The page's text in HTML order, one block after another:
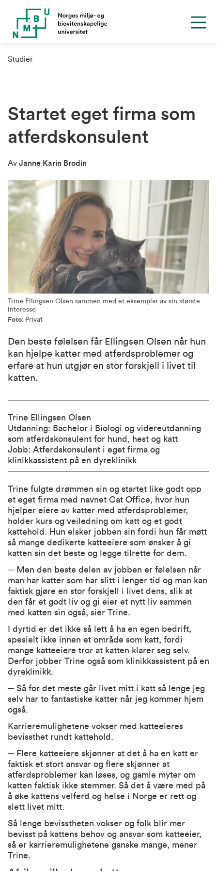
Studier
Startet eget firma som
atferdskonsulent
Av Janne Karin Brodin
Trine Ellingsen Olsen sammen med et eksemplar av sin største
interesse
Foto: Privat
Den beste følelsen får Ellingsen Olsen når hun
kan hjelpe katter med atferdsproblemer og
erfare at hun utgjør en stor forskjell i livet til
katten.
Trine Ellingsen Olsen
Utdanning: Bachelor i Biologi og videreutdanning
som atferdskonsulent for hund, hest og katt
Jobb: Atferdskonsulent i eget firma og
klinikkassistent på en dyreklinikk
Trine fulgte drømmen sin og startet like godt opp
et eget firma med navnet Cat Office, hvor hun
hjelper eiere av katter med atferdsproblemer,
holder kurs og veiledning om katt og et godt
kattehold. Hun elsker jobben sin fordi hun får møtt
så mange dedikerte katteeiere som ønsker å gi
katten sin det beste og legge tilrette for dem.
─ Men den beste delen av jobben er følelsen når
man har katter som har slitt i lenger tid og man kan
faktisk gjøre en stor forskjell i livet dens, slik at
den får et godt liv og gi eier et nytt liv sammen
med katten sin også, sier Trine.
I dyrtid er det ikke så lett å ha en egen bedrift,
spesielt ikke innen et område som katt, fordi
mange katteeiere tror at katten klarer seg selv.
Derfor jobber Trine også som klinikkassistent på en
dyreklinikk.
─ Så for det meste går livet mitt i katt så lenge jeg
selv har to fantastiske katter når jeg kommer hjem
også.
Karrieremulighetene vokser med katteeieres
bevissthet rundt kattehold.
─ Flere katteeiere skjønner at det å ha en katt er
faktisk et stort ansvar og flere skjønner at
atferdsproblemer kan løses, og gamle myter om
katten faktisk ikke stemmer. Så det å være med på
å øke kattens velferd og helse i Norge er rett og
slett livet mitt.
Så lenge bevisstheten vokser og folk blir mer
bevisst på kattens behov og ansvar som katteeier,
så er karrieremulighetene ganske mange, mener
Trine.